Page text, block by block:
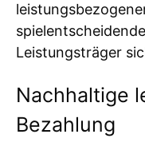
spielentscheidende
Leistungsträger
Nachhaltige
Bezahlung